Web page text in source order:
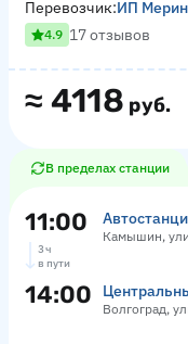
≈ 4118 руб.
Перевозчик:ИП
4.9 17 отзывов
В пределах станции
11:00 Камышин,
3 ч
в пути
14:00 Волгоград,